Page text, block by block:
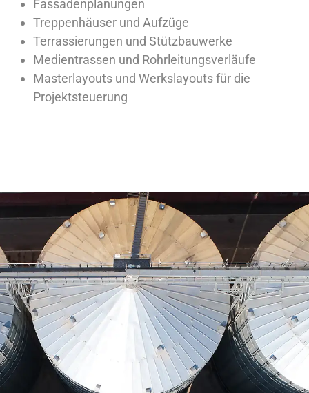
Fassadenplanungen
Treppenhäuser und Aufzüge
Terrassierungen und Stützbauwerke
Medientrassen und Rohrleitungsverläufe
Masterlayouts und Werkslayouts für die
Projektsteuerung